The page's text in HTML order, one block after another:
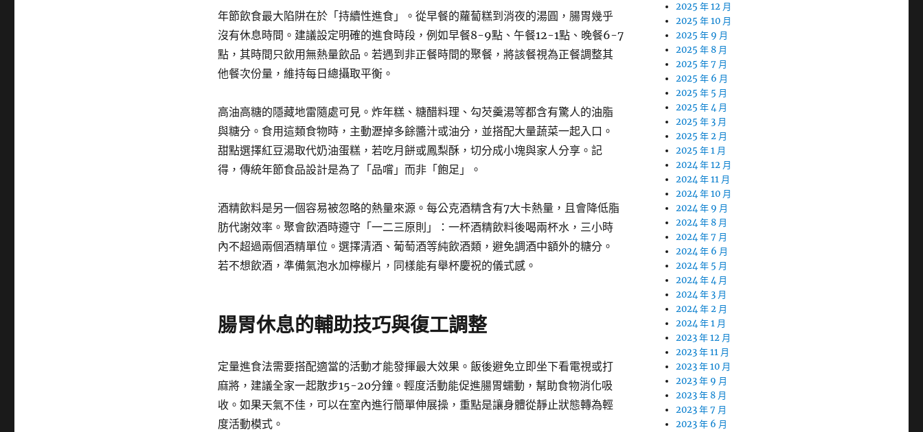
年節飲食最大陷阱在於「持續性進食」。從早餐的蘿蔔糕到消夜的湯圓，腸胃幾乎
沒有休息時間。建議設定明確的進食時段，例如早餐8-9點、午餐12-1點、晚餐6-7
點，其時間只飲用無熱量飲品。若遇到非正餐時間的聚餐，將該餐視為正餐調整其
他餐次份量，維持每日總攝取平衡。
高油高糖的隱藏地雷隨處可見。炸年糕、糖醋料理、勾芡羹湯等都含有驚人的油脂
與糖分。食用這類食物時，主動瀝掉多餘醬汁或油分，並搭配大量蔬菜一起入口。
甜點選擇紅豆湯取代奶油蛋糕，若吃月餅或鳳梨酥，切分成小塊與家人分享。記
得，傳統年節食品設計是為了「品嚐」而非「飽足」。
酒精飲料是另一個容易被忽略的熱量來源。每公克酒精含有7大卡熱量，且會降低脂
肪代謝效率。聚會飲酒時遵守「一二三原則」：一杯酒精飲料後喝兩杯水，三小時
內不超過兩個酒精單位。選擇清酒、葡萄酒等純飲酒類，避免調酒中額外的糖分。
若不想飲酒，準備氣泡水加檸檬片，同樣能有舉杯慶祝的儀式感。
腸胃休息的輔助技巧與復工調整
定量進食法需要搭配適當的活動才能發揮最大效果。飯後避免立即坐下看電視或打
麻將，建議全家一起散步15-20分鐘。輕度活動能促進腸胃蠕動，幫助食物消化吸
收。如果天氣不佳，可以在室內進行簡單伸展操，重點是讓身體從靜止狀態轉為輕
度活動模式。
2025 年 12 月
2025 年 10 月
2025 年 9 月
2025 年 8 月
2025 年 7 月
2025 年 6 月
2025 年 5 月
2025 年 4 月
2025 年 3 月
2025 年 2 月
2025 年 1 月
2024 年 12 月
2024 年 11 月
2024 年 10 月
2024 年 9 月
2024 年 8 月
2024 年 7 月
2024 年 6 月
2024 年 5 月
2024 年 4 月
2024 年 3 月
2024 年 2 月
2024 年 1 月
2023 年 12 月
2023 年 11 月
2023 年 10 月
2023 年 9 月
2023 年 8 月
2023 年 7 月
2023 年 6 月